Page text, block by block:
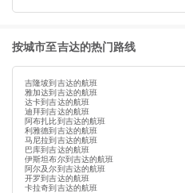
按城市至吉达的热门路线
吉隆坡到吉达的航班
雅加达到吉达的航班
达卡到吉达的航班
迪拜到吉达的航班
阿布扎比到吉达的航班
利雅德到吉达的航班
马尼拉到吉达的航班
巴库到吉达的航班
伊斯坦布尔到吉达的航班
阿尔及尔到吉达的航班
开罗到吉达的航班
卡拉奇到吉达的航班